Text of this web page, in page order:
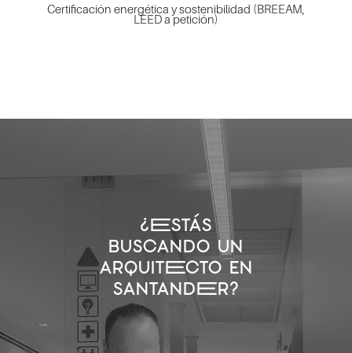
Certificación energética y sostenibilidad (BREEAM,
LEED a petición)
¿eSTÁS
BUSCANDO UN
ARQUITeCTO EN
SANTANDeR?